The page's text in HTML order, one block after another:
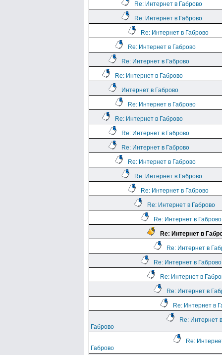
Re: Интернет в Габрово
Re: Интернет в Габрово
Re: Интернет в Габрово
Re: Интернет в Габрово
Re: Интернет в Габрово
Re: Интернет в Габрово
Интернет в Габрово
Re: Интернет в Габрово
Re: Интернет в Габрово
Re: Интернет в Габрово
Re: Интернет в Габрово
Re: Интернет в Габрово
Re: Интернет в Габрово
Re: Интернет в Габрово
Re: Интернет в Габрово
Re: Интернет в Габрово
Re: Интернет в
Re: Интернет в
Re: Интернет в Габрово
Re: Интернет в
Re: Интернет в
Re: Интернет в
Re: Интернет в
Габрово
Re:
Габрово